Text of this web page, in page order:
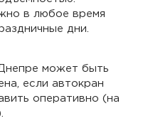
в любое время
дни.
может быть
если автокран
оперативно (на